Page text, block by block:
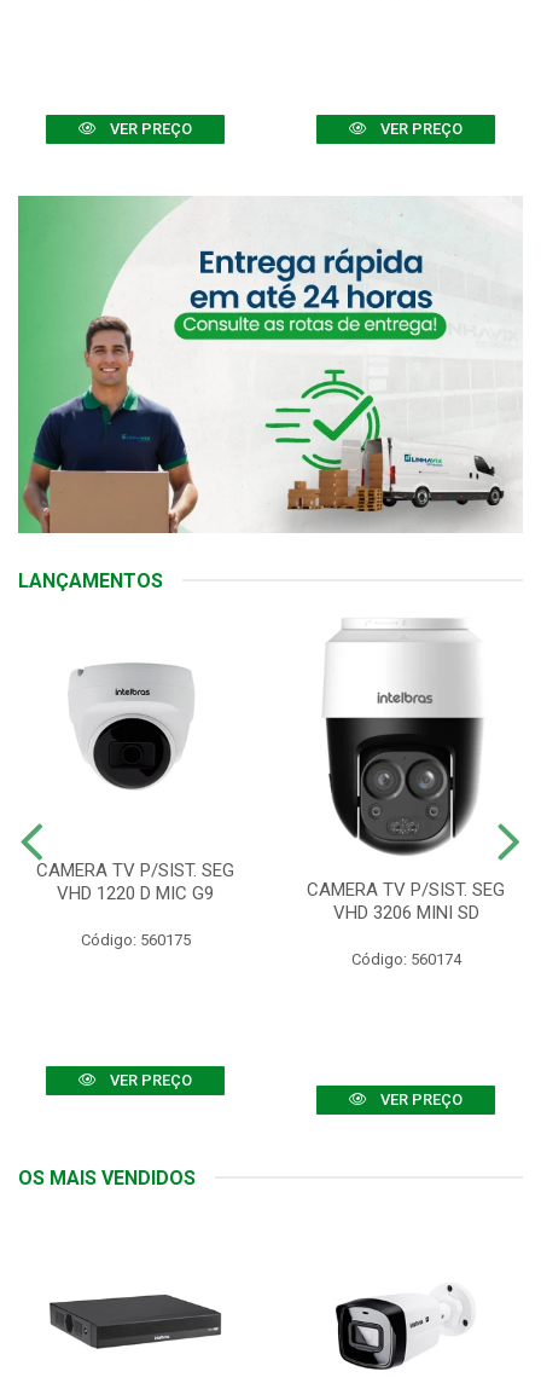
VER PREÇO VER PREÇO
LANÇAMENTOS
CAMERA TV P/SIST. SEG
VHD 1220 D MIC G9
Código: 560175
VER PREÇO
CAMERA TV P/SIST. SEG
VHD 3206 MINI SD
Código: 560174
VER PREÇO
OS MAIS VENDIDOS